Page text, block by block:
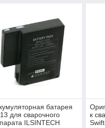
батарея
для сварочного
ILSINTECH
к